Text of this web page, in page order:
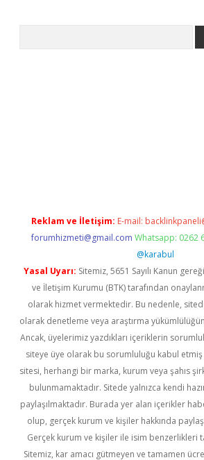
Reklam ve İletişim: E-mail:
forumhizmeti@gmail.com Whatsapp: 0262
@karabul
Yasal Uyarı: Sitemiz, 5651 Sayılı Kanun
ve İletişim Kurumu (BTK) tarafından
olarak hizmet vermektedir. Bu nedenle,
olarak denetleme veya araştırma
Ancak, üyelerimiz yazdıkları içeriklerin
siteye üye olarak bu sorumluluğu kabul etmiş
sitesi, herhangi bir marka, kurum veya şahıs
bulunmamaktadır. Sitede yalnızca kendi
paylaşılmaktadır. Burada yer alan içerikler
olup, gerçek kurum ve kişiler hakkında
Gerçek kurum ve kişiler ile isim benzerlikleri
Sitemiz, kar amacı gütmeyen ve tamamen